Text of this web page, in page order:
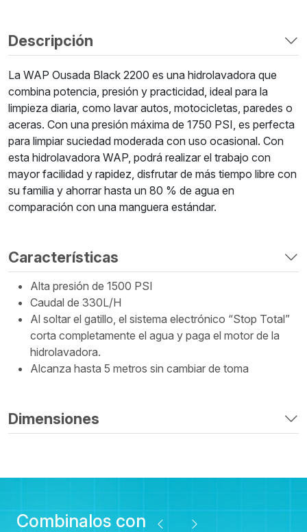
Descripción
La WAP Ousada Black 2200 es una hidrolavadora que
combina potencia, presión y practicidad, ideal para la
limpieza diaria, como lavar autos, motocicletas, paredes o
aceras. Con una presión máxima de 1750 PSI, es perfecta
para limpiar suciedad moderada con uso ocasional. Con
esta hidrolavadora WAP, podrá realizar el trabajo con
mayor facilidad y rapidez, disfrutar de más tiempo libre con
su familia y ahorrar hasta un 80 % de agua en
comparación con una manguera estándar.
Características
Alta presión de 1500 PSI
Caudal de 330L/H
Al soltar el gatillo, el sistema electrónico “Stop Total”
corta completamente el agua y paga el motor de la
hidrolavadora.
Alcanza hasta 5 metros sin cambiar de toma
Dimensiones
Combinalos con